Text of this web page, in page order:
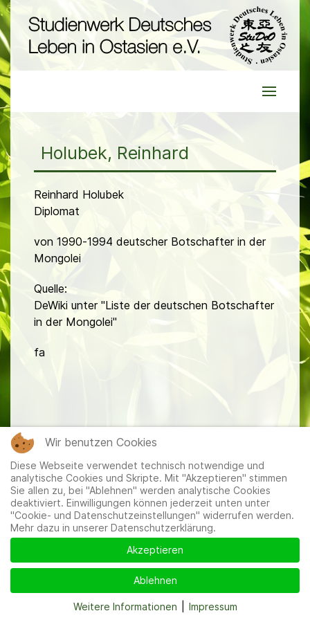
Holubek, Reinhard
Reinhard Holubek
Diplomat
von 1990-1994 deutscher Botschafter in der
Mongolei
Quelle:
DeWiki unter "Liste der deutschen Botschafter
in der Mongolei"
fa
und Datenschutzeinstellungen
Wir benutzen Cookies
Diese Webseite verwendet technisch notwendige und
analytische Cookies und Skripte. Mit "Akzeptieren" stimmen
Sie allen zu, bei "Ablehnen" werden analytische Cookies
deaktiviert. Einwilligungen können jederzeit unten unter
"Cookie- und Datenschutzeinstellungen" widerrufen werden.
Mehr dazu in unserer Datenschutzerklärung.
Akzeptieren
Ablehnen
Weitere Informationen Impressum